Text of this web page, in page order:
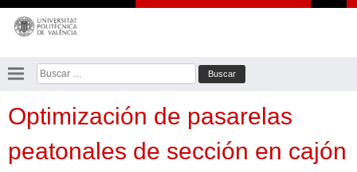
Saltar
contenido
Buscar:
Optimización de pasarelas
peatonales de sección en cajón